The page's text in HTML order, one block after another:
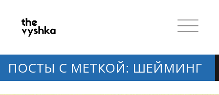
ПОСТЫ С МЕТКОЙ: ШЕЙМИНГ